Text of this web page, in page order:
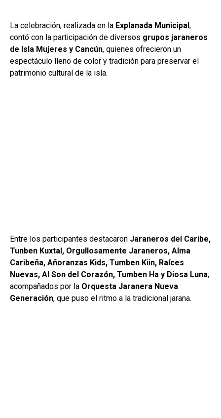
La celebración, realizada en la Explanada Municipal ,
contó con la participación de diversos grupos jaraneros
de Isla Mujeres y Cancún, quienes ofrecieron un
espectáculo lleno de color y tradición para preservar el
patrimonio cultural de la isla.
Entre los participantes destacaron Jaraneros del Caribe,
Tunben Kuxtal, Orgullosamente Jaraneros, Alma
Caribeña, Añoranzas Kids, Tumben Kiin, Raíces
Nuevas, Al Son del Corazón, Tumben Ha y Diosa Luna,
acompañados por la Orquesta Jaranera Nueva
Generación, que puso el ritmo a la tradicional jarana.